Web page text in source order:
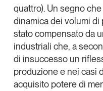
quattro). Un segno
dinamica dei volumi
stato compensato da
industriali che, a
di insuccesso un
produzione e nei casi
acquisito potere di